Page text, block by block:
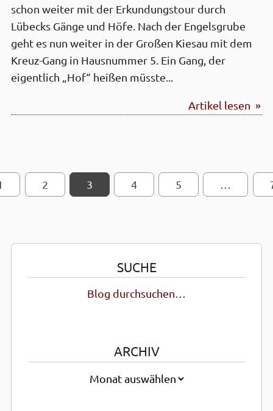
schon weiter mit der Erkundungstour durch
Lübecks Gänge und Höfe. Nach der Engelsgrube
geht es nun weiter in der Großen Kiesau mit dem
Kreuz-Gang in Hausnummer 5. Ein Gang, der
eigentlich „Hof“ heißen müsste...
Artikel lesen »
SEITEN-NAVIGATION
2 3 4 5 …
SUCHE
Blog durchsuchen…
ARCHIV